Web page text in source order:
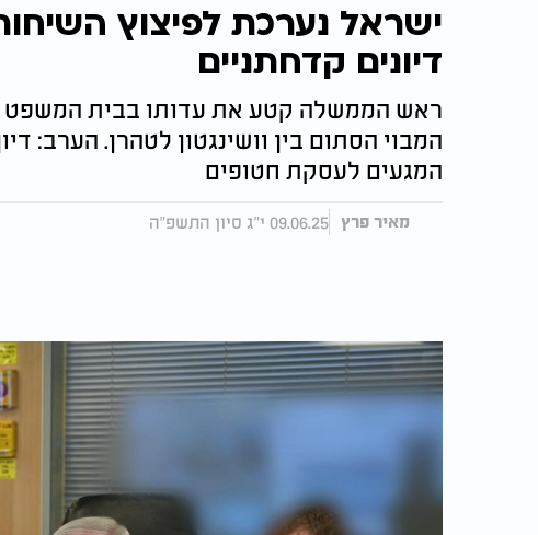
ישראל נערכת לפיצוץ
דיונים קדחתניים
ראש הממשלה קטע את עדותו בבית המשפט
המבוי הסתום בין וושינגטון לטהרן. הערב:
המגעים לעסקת חטופים
מאיר פרץ 09.06.25 י"ג סיון התשפ"ה